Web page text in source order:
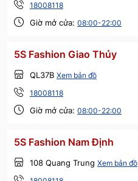
18008118
Giờ mở cửa: 08:00-22:00
5S Fashion Giao Thủy
QL37B Xem bản đồ
18008118
Giờ mở cửa: 08:00-22:00
5S Fashion Nam Định
108 Quang Trung Xem bản đồ